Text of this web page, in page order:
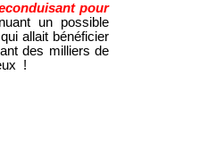
pour
un possible
allait bénéficier
des milliers de
!